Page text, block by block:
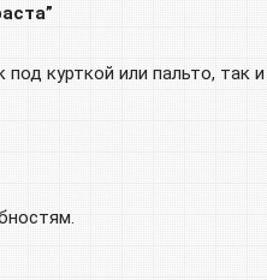
курткой или пальто, так